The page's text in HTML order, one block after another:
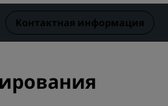
Radisson Rewards
Привилегии
Контактная информация